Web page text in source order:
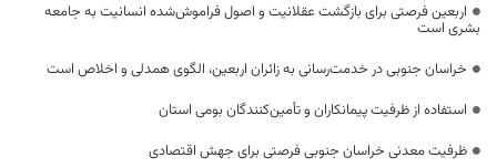
اربعین فرصتی برای بازگشت عقلانیت و اصول فراموش‌شده انسانیت به جامعه
بشری است
خراسان جنوبی در خدمت‌رسانی به زائران اربعین، الگوی همدلی و اخلاص است
استفاده از ظرفیت پیمانکاران و تأمین‌کنندگان بومی استان
ظرفیت معدنی خراسان جنوبی فرصتی برای جهش اقتصادی